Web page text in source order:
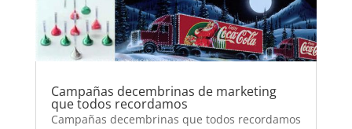
Campañas decembrinas de marketing
que todos recordamos
Campañas decembrinas que todos recordamos